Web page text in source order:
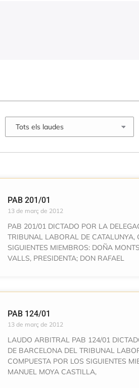
PAB 201/01
13 de març de 2012
PAB 201/01 DICTADO POR LA
TRIBUNAL LABORAL DE CATALUNYA,
SIGUIENTES MIEMBROS: DOÑA
VALLS, PRESIDENTA; DON RAFAEL
PAB 124/01
13 de març de 2012
LAUDO ARBITRAL PAB 124/01
DE BARCELONA DEL TRIBUNAL
COMPUESTA POR LOS SIGUIENTES
MANUEL MOYA CASTILLA,